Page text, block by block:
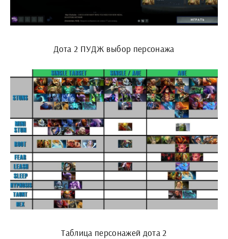
Дота 2 ПУДЖ выбор персонажа
Таблица персонажей дота 2